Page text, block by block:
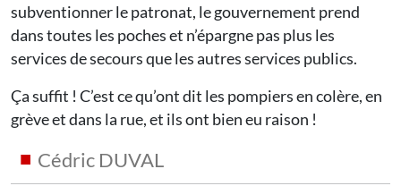
subventionner le patronat, le gouvernement prend
dans toutes les poches et n’épargne pas plus les
services de secours que les autres services publics.
Ça suffit ! C’est ce qu’ont dit les pompiers en colère, en
grève et dans la rue, et ils ont bien eu raison !
Cédric DUVAL